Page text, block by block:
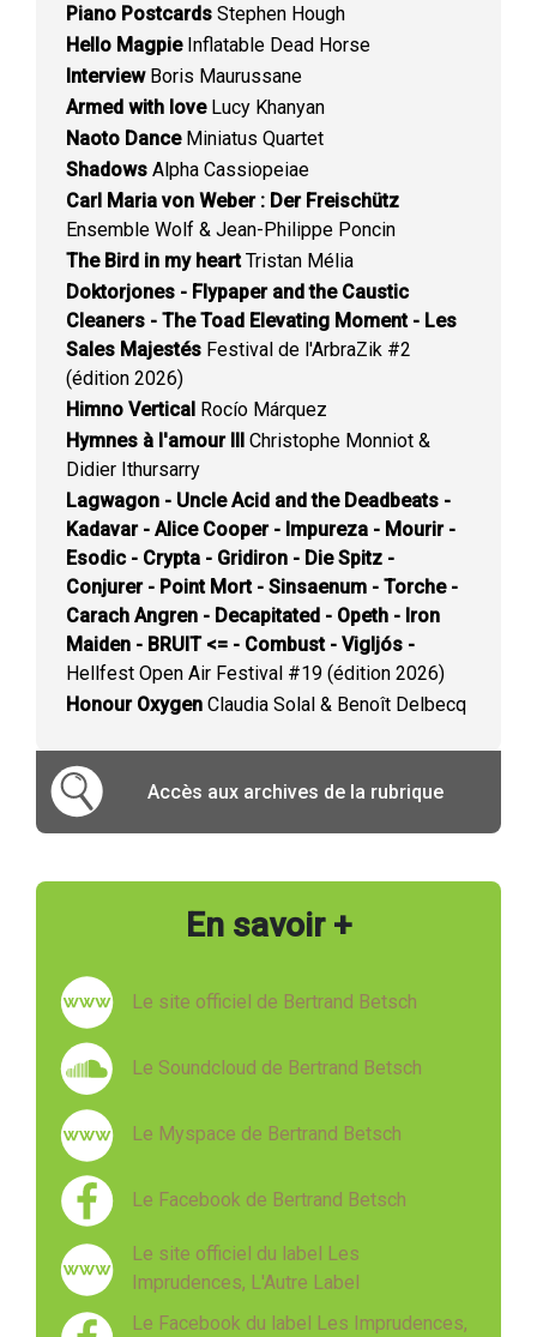
Piano Postcards Stephen Hough
Hello MagpieInflatable Dead Horse
InterviewBoris Maurussane
Armed with loveLucy Khanyan
Naoto DanceMiniatus Quartet
Shadows Alpha Cassiopeiae
Carl Maria von Weber : Der Freischütz
Ensemble Wolf & Jean-Philippe Poncin
The Bird in my heartTristan Mélia
Doktorjones - Flypaper and the Caustic
Cleaners - The Toad Elevating Moment - Les
Sales Majestés Festival de l'ArbraZik #2
(édition 2026)
Himno Vertical Rocío Márquez
Hymnes à l'amour III Christophe Monniot &
Didier Ithursarry
Lagwagon - Uncle Acid and the Deadbeats -
Kadavar - Alice Cooper - Impureza - Mourir -
Esodic - Crypta - Gridiron - Die Spitz -
Conjurer - Point Mort - Sinsaenum - Torche -
Carach Angren - Decapitated - Opeth - Iron
Maiden - BRUIT <= - Combust - Vigljós -
Hellfest Open Air Festival #19 (édition 2026)
Honour Oxygen Claudia Solal & Benoît Delbecq
Accès aux archives de la rubrique
En savoir +
Le site officiel de Bertrand Betsch
Le Soundcloud de Bertrand Betsch
Le Myspace de Bertrand Betsch
Le Facebook de Bertrand Betsch
Le site officiel du label Les
Imprudences, L'Autre Label
Le Facebook du label Les Imprudences,